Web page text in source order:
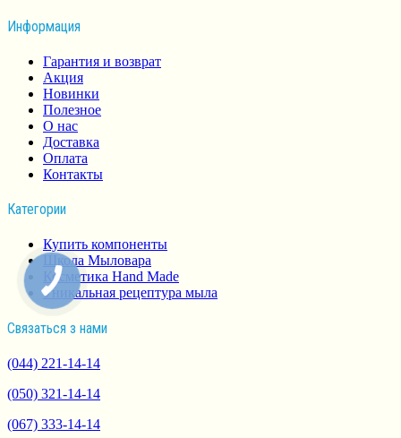
Информация
Гарантия и возврат
Акция
Новинки
Полезное
О нас
Доставка
Оплата
Контакты
Категории
Купить компоненты
Школа Мыловара
Косметика Hand Made
Уникальная рецептура мыла
Связаться з нами
(044) 221-14-14
(050) 321-14-14
(067) 333-14-14